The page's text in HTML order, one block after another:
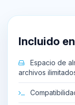
Incluido
Espacio de
archivos